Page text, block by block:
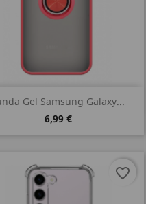
Gel Samsung Galaxy...
6,99 €
Vista rápida
favorite_border